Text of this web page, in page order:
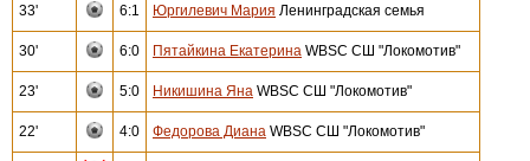
33' 6:1 Юргилевич Мария Ленинградская семья
30' 6:0 Пятайкина Екатерина WBSC СШ "Локомотив"
23' 5:0 Никишина Яна WBSC СШ "Локомотив"
22' 4:0 Федорова Диана WBSC СШ "Локомотив"